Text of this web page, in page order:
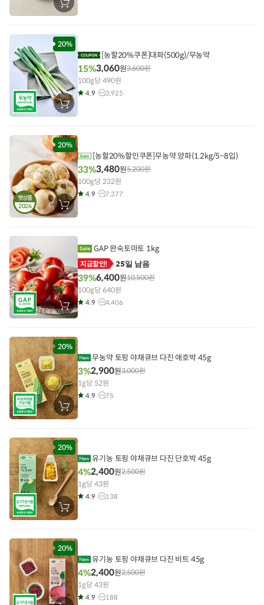
장
바
에
담
기
20%
장
바
에
담
기
[농할20%쿠폰]대파(500g)/무농약
15%3,060원3,600원
100g당 490원
4.9 3,925
20%
햇상품
2026
장
바
에
[농할20%할인쿠폰]무농약 양파(1.2kg/5~8입)
33%3,480원5,200원
100g당 232원
4.9 7,377
장
바
에
담
기
GAP 완숙토마토 1kg
지금할인! 25일 남음
39%6,400원10,500원
100g당 640원
4.9 4,406
20%
장
바
에
담
기
무농약 토핑 야채큐브 다진 애호박 45g
3%2,900원3,000원
1g당 52원
4.9 75
20%
장
바
에
담
기
유기농 토핑 야채큐브 다진 단호박 45g
4%2,400원2,500원
1g당 43원
4.9 138
20%
유기농 토핑 야채큐브 다진 비트 45g
4%2,400원2,500원
1g당 43원
4.9 188